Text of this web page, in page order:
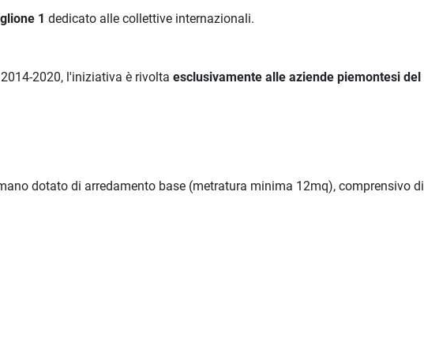
1 dedicato alle collettive internazionali.
2020, l'iniziativa è rivolta esclusivamente alle aziende piemontesi del
dotato di arredamento base (metratura minima 12mq), comprensivo di